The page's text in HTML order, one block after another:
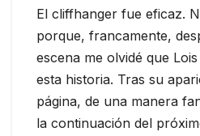
El cliffhanger fue eficaz.
porque, francamente,
escena me olvidé que
esta historia. Tras su
página, de una manera
la continuación del